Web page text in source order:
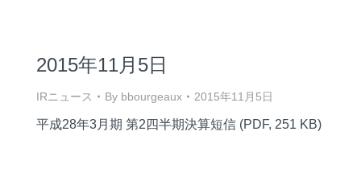
2015年11月5日
IRニュース By bbourgeaux 2015年11月5日
平成28年3月期 第2四半期決算短信 (PDF, 251 KB)